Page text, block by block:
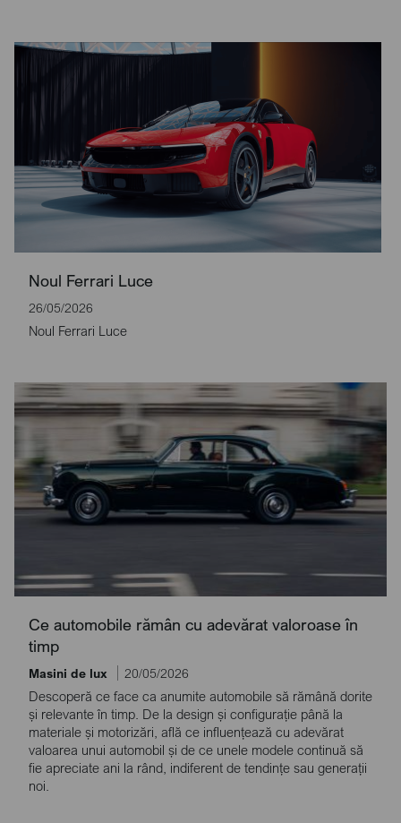
Noul Ferrari Luce
26/05/2026
Noul Ferrari Luce
Ce automobile rămân cu adevărat valoroase în
timp
Masini de lux 20/05/2026
Descoperă ce face ca anumite automobile să rămână dorite
și relevante în timp. De la design și configurație până la
materiale și motorizări, află ce influențează cu adevărat
valoarea unui automobil și de ce unele modele continuă să
fie apreciate ani la rând, indiferent de tendințe sau generații
noi.